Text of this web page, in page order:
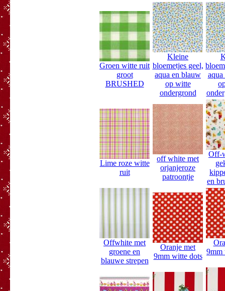
Groen witte ruit
groot
BRUSHED
Kleine
bloemetjes geel,
aqua en blauw
op witte
ondergrond
Lime roze witte
ruit
off white met
orjanjeroze
patroontje
Off-
en
Offwhite met
groene en
blauwe strepen
Oranje met
9mm witte dots
9mm